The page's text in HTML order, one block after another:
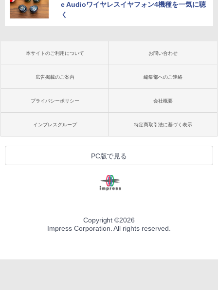
e Audioワイヤレスイヤフォン4機種を一気に聴
く
本サイトのご利用について お問い合わせ
広告掲載のご案内 編集部へのご連絡
プライバシーポリシー 会社概要
インプレスグループ 特定商取引法に基づく表示
PC版で見る
Copyright ©2026
Impress Corporation. All rights reserved.